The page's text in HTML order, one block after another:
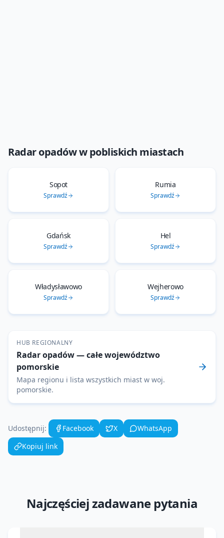
Radar opadóww pobliskich miastach
Sopot
Sprawdź
Rumia
Sprawdź
Gdańsk
Sprawdź
Hel
Sprawdź
Władysławowo
Sprawdź
Wejherowo
Sprawdź
HUB REGIONALNY
Radar opadów— całe województwo
pomorskie
Mapa regionu i lista wszystkich miast w woj.
pomorskie.
Udostępnij: Facebook X
WhatsApp
Kopiuj link
Najczęściej zadawane pytania